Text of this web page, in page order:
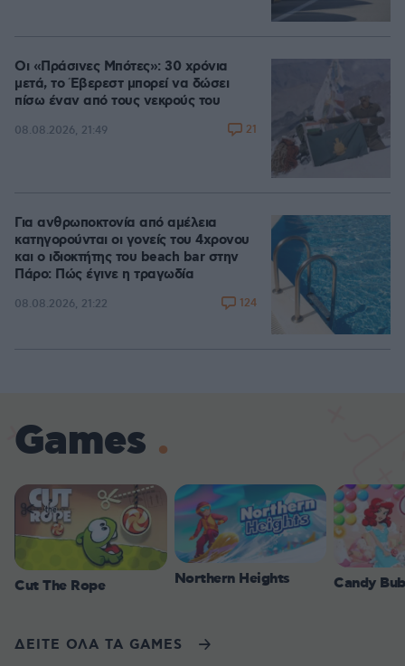
Οι «Πράσινες Μπότες»: 30 χρόνια
μετά, το Έβερεστ μπορεί να δώσει
πίσω έναν από τους νεκρούς του
08.08.2026, 21:49 21
Για ανθρωποκτονία από αμέλεια
κατηγορούνται οι γονείς του 4χρονου
και ο ιδιοκτήτης του beach bar στην
Πάρο: Πώς έγινε η τραγωδία
08.08.2026, 21:22 124
Games
Cut The Rope Northern Heights Candy
ΔΕΙΤΕ ΟΛΑ ΤΑ GAMES